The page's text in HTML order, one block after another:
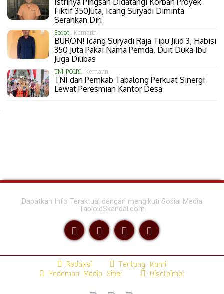
Fiktif 350Juta, Icang Suryadi Diminta
Serahkan Diri
Sorot, Kemarin
BURON! Icang Suryadi Raja Tipu Jilid 3, Habisi
350 Juta Pakai Nama Pemda, Duit Duka Ibu
Juga Dilibas
TNI-POLRI, Kemarin
TNI dan Pemkab Tabalong Perkuat Sinergi
Lewat Peresmian Kantor Desa
Dapatkan Info Teraktual dengan mengikuti Sosial Media
TabloidSkandal.com
Redaksi
Tentang Kami
Pedoman Media Siber
Disclaimer